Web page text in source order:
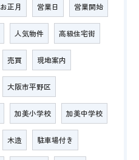
お正月 営業日 営業開始
人気物件 高級住宅街
売買 現地案内
大阪市平野区
加美小学校 加美中学校
木造 駐車場付き